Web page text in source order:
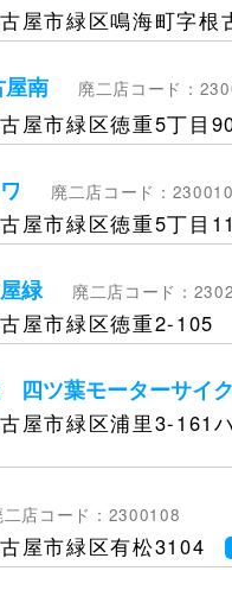
屋市緑区鳴海町字根
南
廃二店コード：
屋市緑区徳重5丁目
廃二店コード：
屋市緑区徳重5丁目
緑
廃二店コード：
屋市緑区徳重2-105
ツ葉モーターサイ
屋市緑区浦里3-161
二店コード：2300108
屋市緑区有松3104